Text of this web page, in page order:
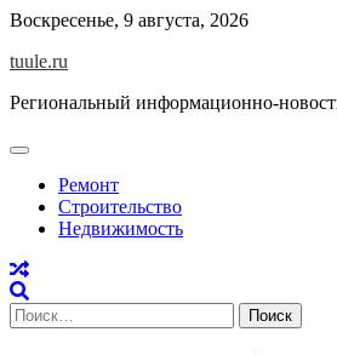
Skip
content
Воскресенье, 9 августа, 2026
tuule.ru
Региональный информационно-
Ремонт
Строительство
Недвижимость
Найти: